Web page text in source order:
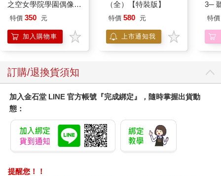
之空女學院學園偶像俱
樂部 Bloom Garden
特價 350 元
加入購物車
（全）【特裝版】
特價 580 元
上市通知我
3─
現
特價
訂購/退換貨須知
加入金石堂 LINE 官方帳號『完成綁定』，隨時掌握出貨動
態：
提醒您！！